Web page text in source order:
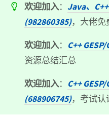
欢迎加入： Java、
(982860385)，大佬免
欢迎加入： C++
资源总结汇总
欢迎加入： C++
(688906745)，考试认